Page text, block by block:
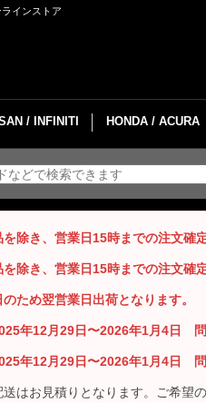
インストア
/ INFINITI HONDA / ACURA
除き、営業日15時までの注文確
除き、営業日15時までの注文確
ため翌営業日出荷となります。
年12月29日〜2026年1月4日
年12月29日〜2026年1月4日
はお見積りとなります。ご希望